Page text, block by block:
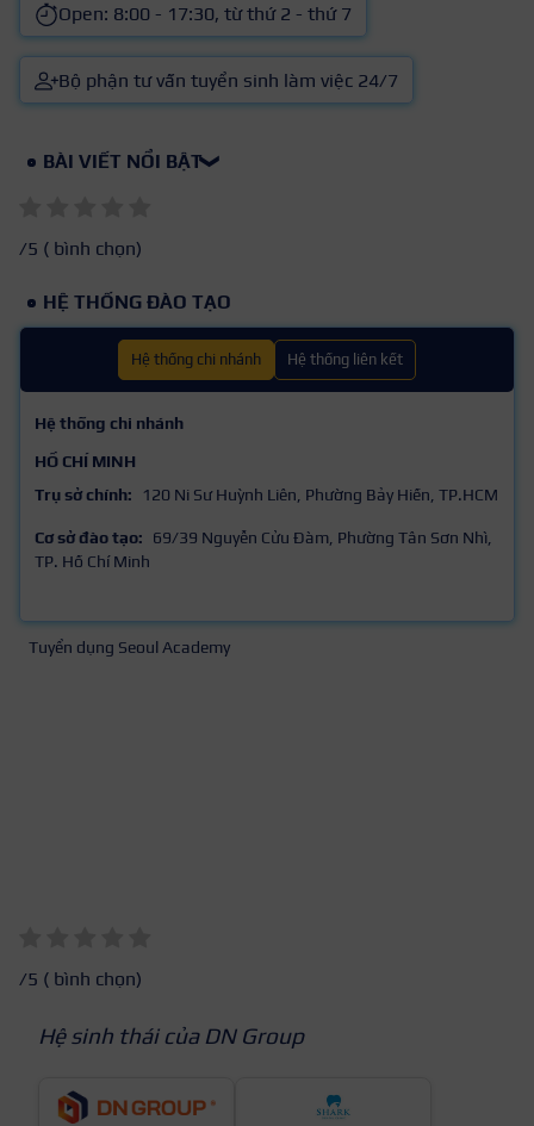
Open: 8:00 - 17:30, từ thứ 2 - thứ 7
Bộ phận tư vấn tuyển sinh làm việc 24/7
BÀI VIẾT NỔI BẬT❯
/5 ( bình chọn)
HỆ THỐNG ĐÀO TẠO
Hệ thống chi nhánh Hệ thống liên kết
Hệ thống chi nhánh
HỒ CHÍ MINH
Trụ sở chính:
120 Ni Sư Huỳnh Liên, Phường Bảy Hiền, TP.HCM
Cơ sở đào tạo:
69/39 Nguyễn Cửu Đàm, Phường Tân Sơn Nhì,
TP. Hồ Chí Minh
Tuyển dụng Seoul Academy
/5 ( bình chọn)
Hệ sinh thái của DN Group